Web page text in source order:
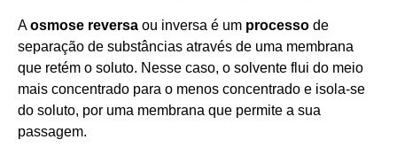
Aosmose reversa ou inversa é um processo de
separação de substâncias através de uma membrana
que retém o soluto. Nesse caso, o solvente flui do meio
mais concentrado para o menos concentrado e isola-se
do soluto, por uma membrana que permite a sua
passagem.